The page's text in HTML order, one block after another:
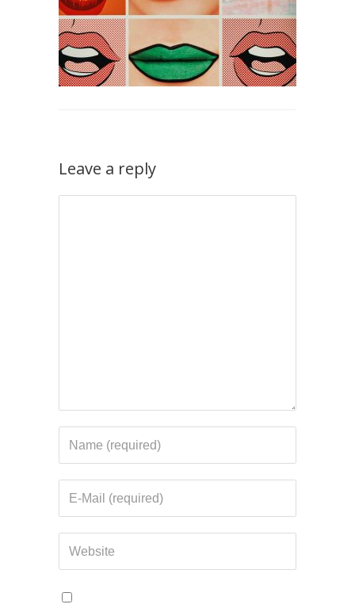
Leave a reply